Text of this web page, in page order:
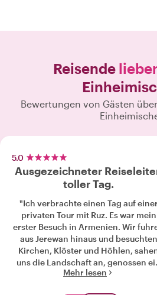
Reisende
Bewertungen von Gästen
5.0
Ausgezeichneter
toller Tag.
"Ich verbrachte einen Tag auf einer
privaten Tour mit Ruz. Es war mein
erster Besuch in Armenien. Wir
aus Jerewan hinaus und besuchten
Kirchen, Klöster und Höhlen,
uns die Landschaft an, genossen
köstliches armenisches Mittagessen
Mehr lesen